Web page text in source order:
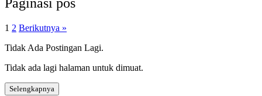
1 2 Berikutnya »
Tidak Ada Postingan Lagi.
Tidak ada lagi halaman untuk dimuat.
Selengkapnya